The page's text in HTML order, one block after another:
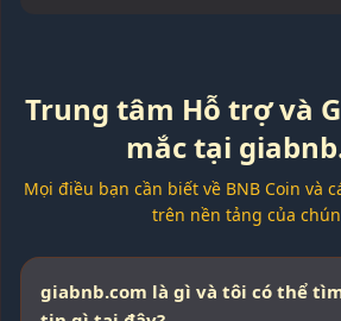
Trung tâm Hỗ trợ và
mắc tại
Mọi điều bạn cần biết về BNB Coin và
trên nền tảng của
giabnb.com là gì và tôi có thể